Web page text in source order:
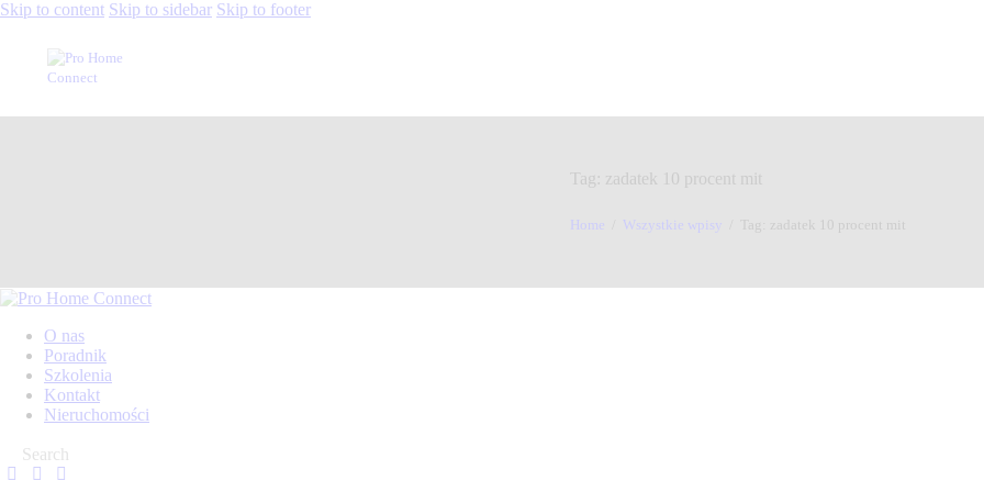
Skip to content Skip to sidebar Skip to footer
Tag: zadatek 10 procent mit
Home Wszystkie wpisy Tag: zadatek 10 procent mit
O nas
Poradnik
Szkolenia
Kontakt
Nieruchomości